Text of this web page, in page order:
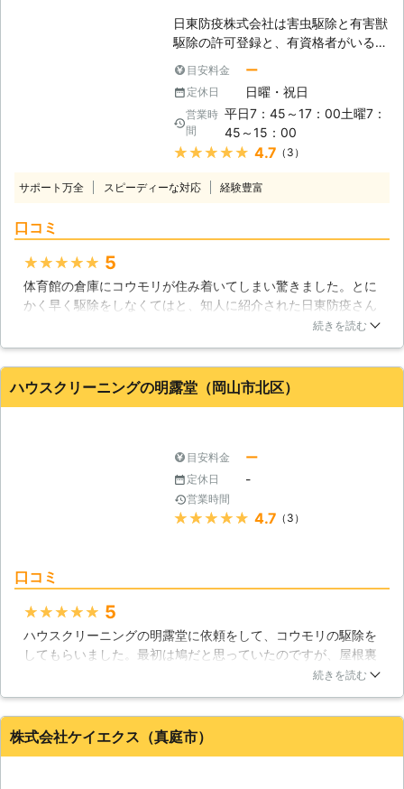
出入り口を塞いでいないなど、といっ
たミスがあると再発する可能性が高く
なってしまいます。 駆除したと思い
込んで放置してしまい、いつの間にか
状況が悪化していた……なんて事も考
えられるのです。 そのため、コウモ
リの気配を感じたらすぐに専門業者で
ある害獣プロテクトにご相談くださ
い。 弊社では発生しているコウモリ
薬剤を散布するなどしてコウモリの再
除する害獣プロテクトには、この他に
も選ばれる理由があります。 【害獣
プロテクトが選ばれる理由】 〇写真
撮影調査＆見積りは無料です。 害獣
プロテクトの現地調査は外観や内観を
見るだけではありません。被害のある
天井裏、屋根裏まで入り込み、被害状
況をキチンと確認いたします。その際
させていただきます。 調査やお見積
りには費用は発生いたしません。完全
無料ですのでお気軽にご依頼くださ
い。 〇最長5年の保証付き 作業完了
だけではありません！修繕まで丸ごと
対応いたします。 害獣プロテクトの
スタッフには建築経験者が多く集まっ
ています。そのためコウモリの糞で劣
化した天井裏の修繕まで対応可能とな
っています。本来であれば別々に頼ま
日東防疫株式会社は害虫駆除と有害獣
駆除の許可登録と、有資格者がいる害
防止まで徹底的に問題を解決いたしま
す。 【コウモリ駆除】 こんなとき
は、日東防疫株式会社へお任せくださ
い。 ・夜になると天井裏でガサガサ
と音がするとき。 ・夜になると毎日
裏にコウモリが住み着いてしまったと
害虫駆除の実績をもち、常にお客様に
は親切丁寧で満足していただけるサー
ビスを提供しています。 コウモリに
困ったときには、迷わずに日東防疫株
式会社へご相談ください。
目安料金 ー
定休日 日曜・祝日
営業時
間
平日7：45～17：00土曜7：
45～15：00
★★★★★ 4.7 （3）
サポート万全 スピーディーな対応 経験豊富
口コミ
★★★★★ 5
体育館の倉庫にコウモリが住み着いてしまい驚きました。とに
かく早く駆除をしなくてはと、知人に紹介された日東防疫さん
に連絡をしました。コウモリなんて経験もなかったので、料金
た。頼りになる感じです。
大分県 別府市 2016年12月30日
続きを読む
ハウスクリーニングの明露堂（岡山市北区）
目安料金 ー
定休日 -
営業時間
★★★★★ 4.7 （3）
口コミ
★★★★★ 5
ハウスクリーニングの明露堂に依頼をして、コウモリの駆除を
してもらいました。最初は鳩だと思っていたのですが、屋根裏
をチェックしてみたら黒い物体がいて腰を抜かしそうになりま
くれて、至れり尽くせりでしたよ。
岡山県 岡山市北区 2016年12月25日
続きを読む
株式会社ケイエクス（真庭市）